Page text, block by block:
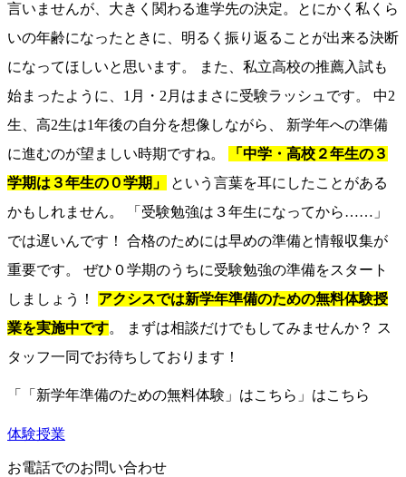
言いませんが、大きく関わる進学先の決定。とにかく私くら
いの年齢になったときに、明るく振り返ることが出来る決断
になってほしいと思います。 また、私立高校の推薦入試も
始まったように、1月・2月はまさに受験ラッシュです。 中2
生、高2生は1年後の自分を想像しながら、 新学年への準備
に進むのが望ましい時期ですね。
「中学・高校２年生の３
学期は３年生の０学期」
という言葉を耳にしたことがある
かもしれません。 「受験勉強は３年生になってから……」
では遅いんです！ 合格のためには早めの準備と情報収集が
重要です。 ぜひ０学期のうちに受験勉強の準備をスタート
しましょう！ アクシスでは新学年準備のための無料体験授
業を実施中です。 まずは相談だけでもしてみませんか？ ス
タッフ一同でお待ちしております！
「「新学年準備のための無料体験」はこちら」はこちら
体験授業
お電話でのお問い合わせ